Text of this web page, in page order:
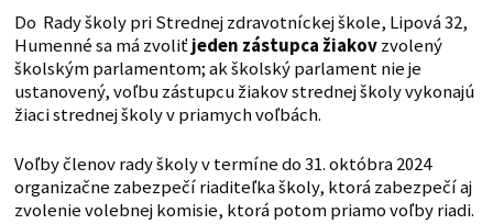
Do Rady školy pri Strednej zdravotníckej škole, Lipová 32,
Humenné sa má zvoliťjeden zástupca žiakovzvolený
školským parlamentom; ak školský parlament nie je
ustanovený, voľbu zástupcu žiakov strednej školy vykonajú
žiaci strednej školy v priamych voľbách.
Voľby členov rady školy v termíne do 31. októbra 2024
organizačne zabezpečí riaditeľka školy, ktorá zabezpečí aj
zvolenie volebnej komisie, ktorá potom priamo voľby riadi.